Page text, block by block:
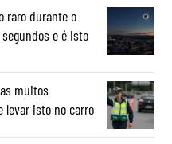
raro durante o
e é isto
muitos
levar isto no carro